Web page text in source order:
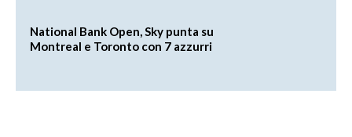
National Bank Open, Sky punta su
Montreal e Toronto con 7 azzurri